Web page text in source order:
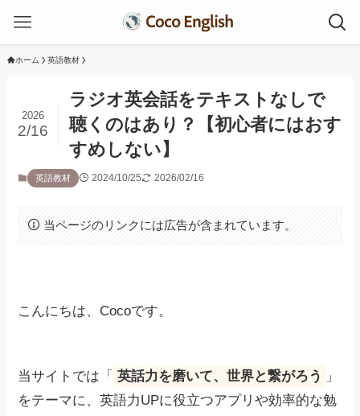
ホーム 英語教材
ラジオ英会話をテキストなしで
聴くのはあり？【初心者にはおす
すめしない】
2026
2/16
英語教材 2024/10/25 2026/02/16
当ページのリンクには広告が含まれています。
こんにちは、Cocoです。
当サイトでは「 英話力を磨いて、世界と繋がろう
」
をテーマに、英語力UPに役立つアプリや効率的な勉